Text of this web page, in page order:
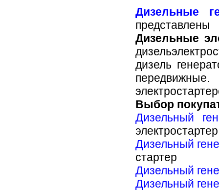
Дизельные
Дизельные
дизель
Выбор
Дизельный
электростартер
Дизельный
стартер
Дизельный
Дизельный